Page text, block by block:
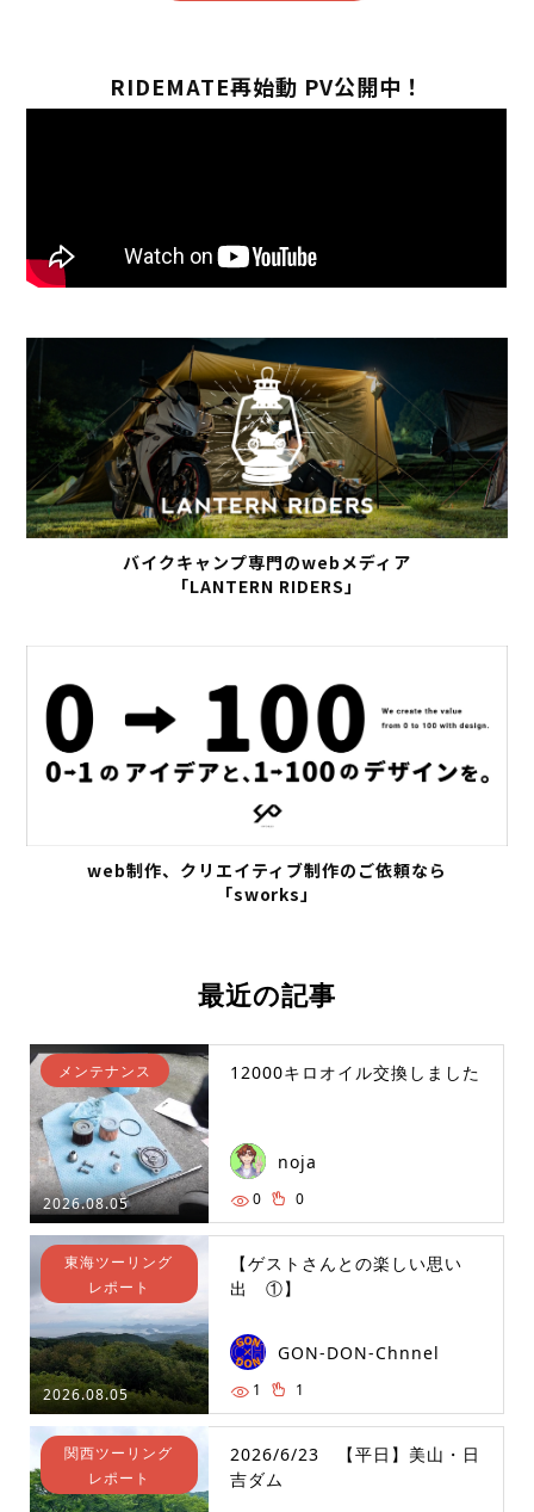
RIDEMATE再始動 PV公開中！
バイクキャンプ専門のwebメディア
「LANTERN RIDERS」
web制作、クリエイティブ制作のご依頼なら
「sworks」
最近の記事
2026.08.05
メンテナンス 12000キロオイル交換しました
noja
0 0
2026.08.05
東海ツーリング
レポート
【ゲストさんとの楽しい思い
出 ①】
GON-DON-Chnnel
1 1
関西ツーリング
レポート
2026/6/23 【平日】美山・日
吉ダム